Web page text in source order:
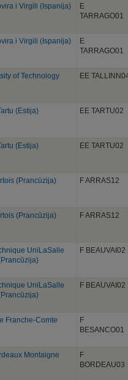
i Virgili (Ispanija)
E
TARRAGO01
i Virgili (Ispanija)
E
TARRAGO01
of Technology
EE
(Estija) EE TARTU02
(Estija) EE TARTU02
(Prancūzija) F ARRAS12
(Prancūzija) F ARRAS12
UniLaSalle
F BEAUVAI02
UniLaSalle
F BEAUVAI02
Franche-Comte
F
BESANCO01
Montaigne
F
BORDEAU03